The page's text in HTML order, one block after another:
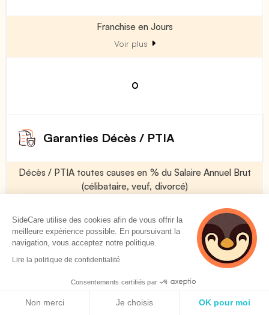
Franchise en Jours
Voir plus
0
Garanties Décès / PTIA
Décès / PTIA toutes causes en % du Salaire Annuel Brut
(célibataire, veuf, divorcé)
50 %
Décès / PTIA toutes causes en % du Salaire Annuel Brut
(marié)
SideCare utilise des cookies afin de vous offrir la
meilleure expérience possible. En poursuivant la
navigation, vous acceptez notre politique.
Lire la politique de confidentialité
Consentements certifiés par
Non merci Je choisis OK pour moi